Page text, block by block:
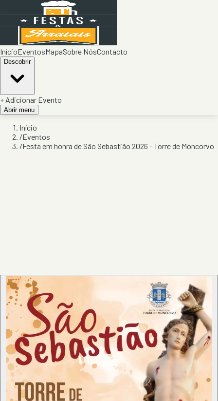
InícioEventosMapaSobre NósContacto
Descobrir
+ Adicionar Evento
Abrir menu
Início
/Eventos
/Festa em honra de São Sebastião 2026 - Torre de Moncorvo